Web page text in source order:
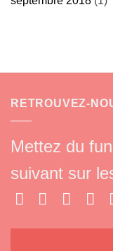
RETROUVEZ-
Mettez du
suivant sur